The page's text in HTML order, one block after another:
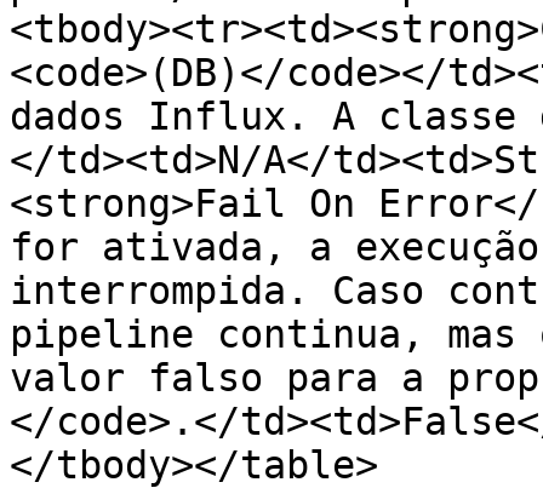
<code>(DB)</code></
dados Influx. A classe
</td><td>N/A</
<strong>Fail On Error</
for ativada, a
interrompida. Caso
pipeline continua, mas
valor falso para a
</code>.</
</tbody></table>